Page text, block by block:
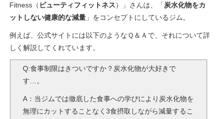
Fitness（ ビューティフィットネス）」さんは、「炭水化物をカ
ットしない健康的な減量 」をコンセプトにしているジム。
例えば、公式サイトには以下のようなＱ＆Ａで、それについて詳
しく解説してくれています。
Q:食事制限はきついですか？炭水化物が大好きで
す…。
A：当ジムでは徹底した食事への学びにより炭水化物を
無理にカットすることなく3食摂取しながら減量するこ